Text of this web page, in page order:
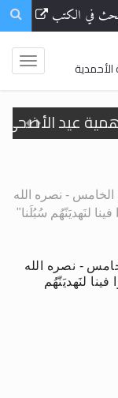
في الكتب
عيد
>> المزيد
>> المزيد
>> المزيد
>> المزيد
الخامس - نصره الله
- نصره الله
جاهدوا فينا لنَهديَنّهُم